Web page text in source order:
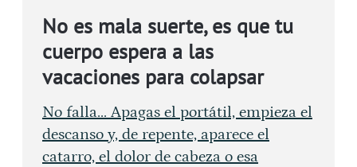
No es mala suerte, es que tu
cuerpo espera a las
vacaciones para colapsar
No falla... Apagas el portátil, empieza el
descanso y, de repente, aparece el
catarro, el dolor de cabeza o esa